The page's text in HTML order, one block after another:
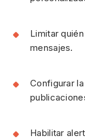
Limitar
mensajes.
Configurar
Habilitar